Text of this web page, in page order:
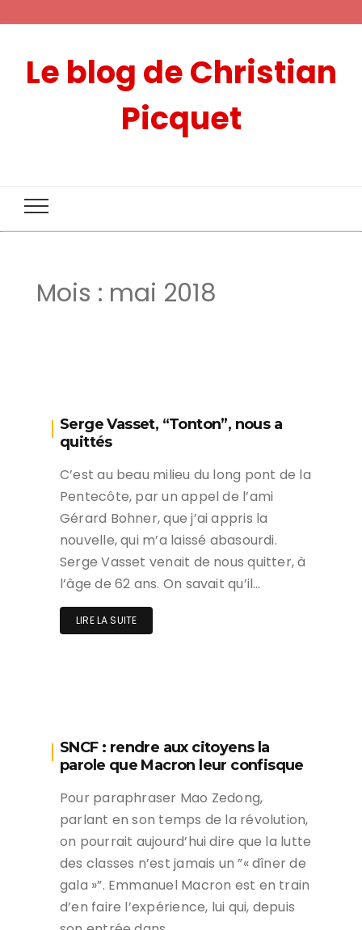
Le blog de Christian
Picquet
Mois : mai 2018
Serge Vasset, “Tonton”, nous a
quittés
C’est au beau milieu du long pont de la
Pentecôte, par un appel de l’ami
Gérard Bohner, que j’ai appris la
nouvelle, qui m’a laissé abasourdi.
Serge Vasset venait de nous quitter, à
l’âge de 62 ans. On savait qu’il…
LIRE LA SUITE
SNCF : rendre aux citoyens la
parole que Macron leur confisque
Pour paraphraser Mao Zedong,
parlant en son temps de la révolution,
on pourrait aujourd’hui dire que la lutte
des classes n’est jamais un ”« dîner de
gala »”. Emmanuel Macron est en train
d’en faire l’expérience, lui qui, depuis